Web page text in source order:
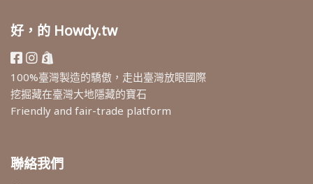
好，的 Howdy.tw
100%臺灣製造的驕傲，走出臺灣放眼國際
挖掘藏在臺灣大地隱藏的寶石
Friendly and fair-trade platform
聯絡我們